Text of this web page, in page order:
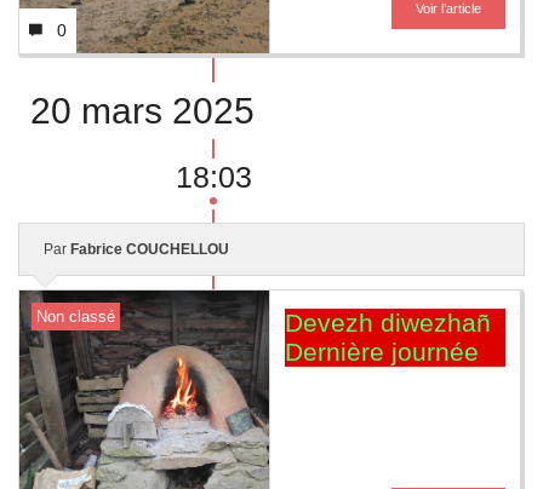
0
Voir l’article
20 mars 2025
18:03
Par Fabrice COUCHELLOU
Non classé
Devezh diwezhañ
Dernière journée